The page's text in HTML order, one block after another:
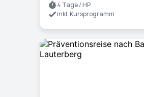
4 Tage / HP
inkl. Kursprogramm